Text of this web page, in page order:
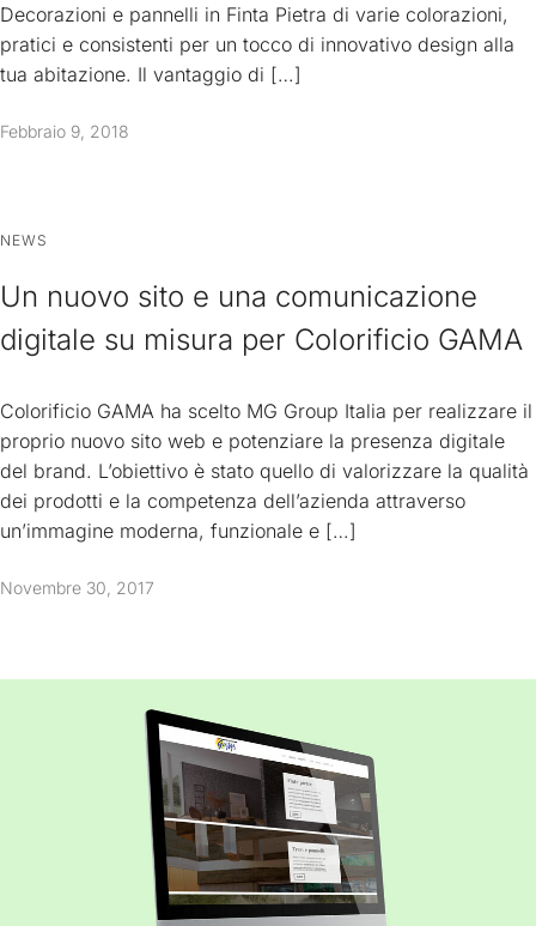
Decorazioni e pannelli in Finta Pietra di varie colorazioni,
pratici e consistenti per un tocco di innovativo design alla
tua abitazione. Il vantaggio di […]
Febbraio 9, 2018
NEWS
Un nuovo sito e una comunicazione
digitale su misura per Colorificio GAMA
Colorificio GAMA ha scelto MG Group Italia per realizzare il
proprio nuovo sito web e potenziare la presenza digitale
del brand. L’obiettivo è stato quello di valorizzare la qualità
dei prodotti e la competenza dell’azienda attraverso
un’immagine moderna, funzionale e […]
Novembre 30, 2017